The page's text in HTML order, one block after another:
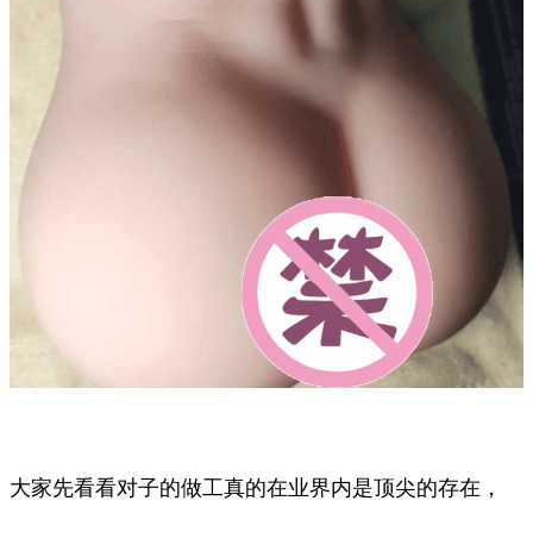
大家先看看对子的做工真的在业界内是顶尖的存在，